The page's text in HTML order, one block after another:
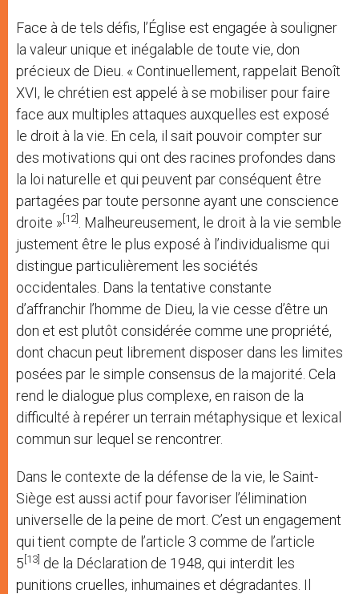
Face à de tels défis, l’Église est engagée à souligner
la valeur unique et inégalable de toute vie, don
précieux de Dieu. « Continuellement, rappelait Benoît
XVI, le chrétien est appelé à se mobiliser pour faire
face aux multiples attaques auxquelles est exposé
le droit à la vie. En cela, il sait pouvoir compter sur
des motivations qui ont des racines profondes dans
la loi naturelle et qui peuvent par conséquent être
partagées par toute personne ayant une conscience
droite »[12]
. Malheureusement, le droit à la vie semble
justement être le plus exposé à l’individualisme qui
distingue particulièrement les sociétés
occidentales. Dans la tentative constante
d’affranchir l’homme de Dieu, la vie cesse d’être un
don et est plutôt considérée comme une propriété,
dont chacun peut librement disposer dans les limites
posées par le simple consensus de la majorité. Cela
rend le dialogue plus complexe, en raison de la
difficulté à repérer un terrain métaphysique et lexical
commun sur lequel se rencontrer.
Dans le contexte de la défense de la vie, le Saint-
Siège est aussi actif pour favoriser l’élimination
universelle de la peine de mort. C’est un engagement
qui tient compte de l’article 3 comme de l’article
5[13] de la Déclaration de 1948, qui interdit les
punitions cruelles, inhumaines et dégradantes. Il